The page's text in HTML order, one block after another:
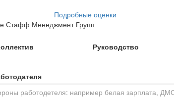
Подробные оценки
Стафф Менеджмент Групп
Руководство